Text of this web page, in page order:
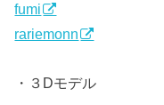
fumi
rariemonn
・３Dモデル